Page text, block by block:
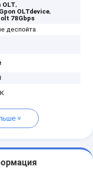
OLT,
OLTdevice,
78Gbps
деспойта